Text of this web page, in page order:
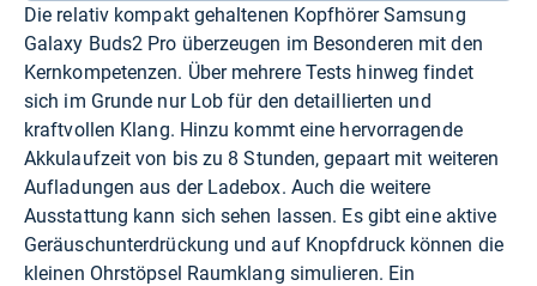
Die relativ kompakt gehaltenen Kopfhörer Samsung
Galaxy Buds2 Pro überzeugen im Besonderen mit den
Kernkompetenzen. Über mehrere Tests hinweg findet
sich im Grunde nur Lob für den detaillierten und
kraftvollen Klang. Hinzu kommt eine hervorragende
Akkulaufzeit von bis zu 8 Stunden, gepaart mit weiteren
Aufladungen aus der Ladebox. Auch die weitere
Ausstattung kann sich sehen lassen. Es gibt eine aktive
Geräuschunterdrückung und auf Knopfdruck können die
kleinen Ohrstöpsel Raumklang simulieren. Ein